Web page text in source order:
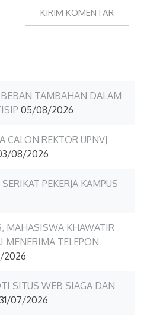
TAMBAHAN DALAM
05/08/2026
CALON REKTOR UPNVJ
08/2026
PEKERJA KAMPUS
MAHASISWA KHAWATIR
MENERIMA TELEPON
2026
SITUS WEB SIAGA DAN
31/07/2026